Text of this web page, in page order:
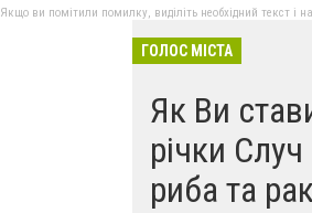
Якщо ви помітили помилку, виділіть необхідний текст і
ГОЛОС МІСТА
Як Ви
річки
риба та